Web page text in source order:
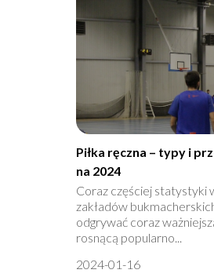
Piłka ręczna – typy i
na 2024
Coraz częściej statystyki
zakładów
odgrywać coraz
rosnącą popularno...
2024-01-16